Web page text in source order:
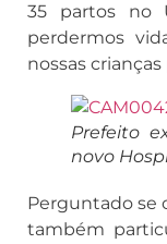
35 partos no
perdermos
nossas
Prefeito
novo
Perguntado se
também